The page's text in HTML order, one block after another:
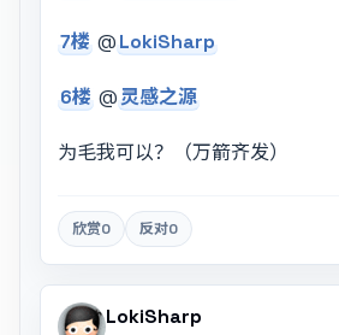
7楼 @LokiSharp
6楼 @灵感之源
为毛我可以？（万箭齐发）
欣赏0 反对0
LokiSharp